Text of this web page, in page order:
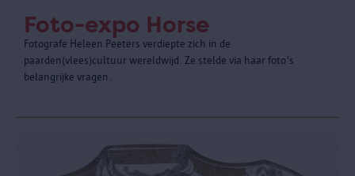
Foto-expo Horse
Fotografe Heleen Peeters verdiepte zich in de
paarden(vlees)cultuur wereldwijd. Ze stelde via haar foto's
belangrijke vragen.